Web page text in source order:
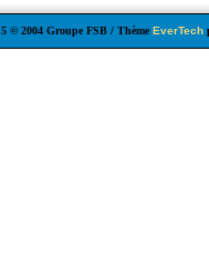
© 2004 Groupe FSB / Thème EverTech